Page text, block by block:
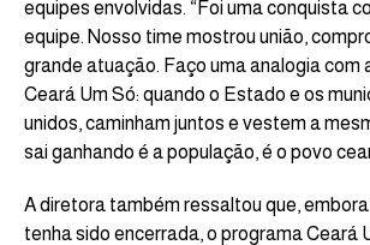
equipes envolvidas. “Foi uma conquista
equipe. Nosso time mostrou união,
grande atuação. Faço uma analogia com
Ceará Um Só: quando o Estado e os
unidos, caminham juntos e vestem a
sai ganhando é a população, é o povo
A diretora também ressaltou que,
tenha sido encerrada, o programa Ceará